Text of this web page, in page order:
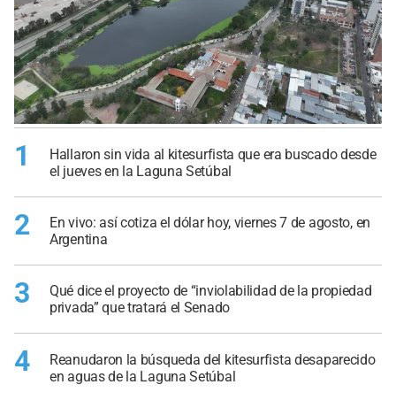
1
Hallaron sin vida al kitesurfista que era buscado desde
el jueves en la Laguna Setúbal
2
En vivo: así cotiza el dólar hoy, viernes 7 de agosto, en
Argentina
3
Qué dice el proyecto de “inviolabilidad de la propiedad
privada” que tratará el Senado
4
Reanudaron la búsqueda del kitesurfista desaparecido
en aguas de la Laguna Setúbal